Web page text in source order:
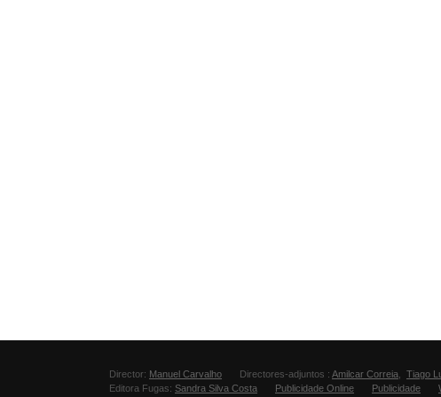
Director: Manuel Carvalho Directores-adjuntos : Amilcar Correia Tiago
Editora Fugas: Sandra Silva Costa Publicidade Online Publicidade